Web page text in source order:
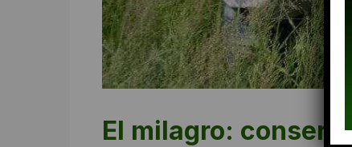
El milagro: